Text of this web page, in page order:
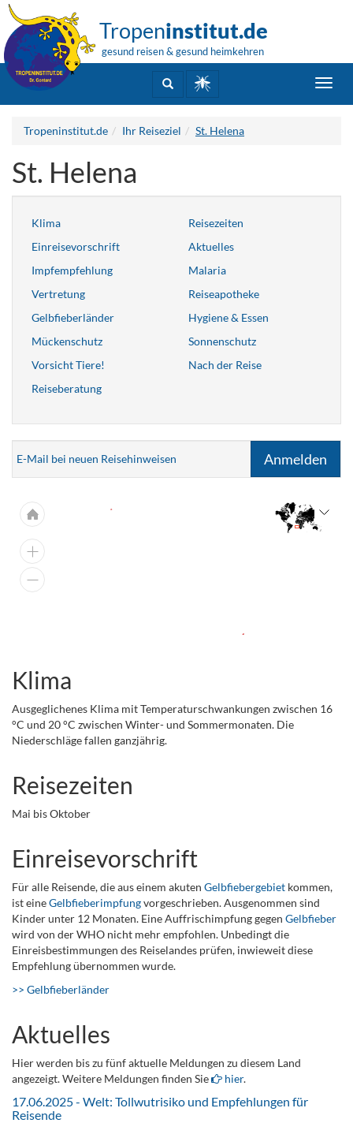
Tropeninstitut.de
gesund reisen & gesund heimkehren
Tropeninstitut.de Ihr Reiseziel St. Helena
St. Helena
Klima
Reisezeiten
Einreisevorschrift
Aktuelles
Impfempfehlung
Malaria
Vertretung
Reiseapotheke
Gelbfieberländer
Hygiene & Essen
Mückenschutz
Sonnenschutz
Vorsicht Tiere!
Nach der Reise
Reiseberatung
E-Mail bei neuen Reisehinweisen Anmelden
Klima
Ausgeglichenes Klima mit Temperaturschwankungen zwischen 16
°C und 20 °C zwischen Winter- und Sommermonaten. Die
Niederschläge fallen ganzjährig.
Reisezeiten
Mai bis Oktober
Einreisevorschrift
Für alle Reisende, die aus einem akuten Gelbfiebergebiet kommen,
ist eineGelbfieberimpfungvorgeschrieben. Ausgenommen sind
Kinder unter 12 Monaten. Eine Auffrischimpfung gegen Gelbfieber
wird von der WHO nicht mehr empfohlen. Unbedingt die
Einreisbestimmungen des Reiselandes prüfen, inwieweit diese
Empfehlung übernommen wurde.
>> Gelbfieberländer
Aktuelles
Hier werden bis zu fünf aktuelle Meldungen zu diesem Land
angezeigt. Weitere Meldungen finden Sie
hier.
17.06.2025 - Welt: Tollwutrisiko und Empfehlungen für
Reisende